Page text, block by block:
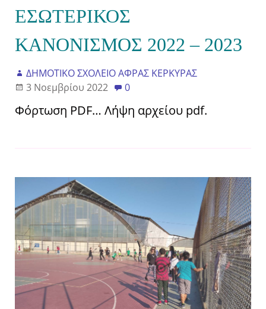
ΕΣΩΤΕΡΙΚΟΣ
ΚΑΝΟΝΙΣΜΟΣ 2022 – 2023
ΔΗΜΟΤΙΚΟ ΣΧΟΛΕΙΟ ΑΦΡΑΣ ΚΕΡΚΥΡΑΣ
3 Νοεμβρίου 2022
0
Φόρτωση PDF… Λήψη αρχείου pdf.